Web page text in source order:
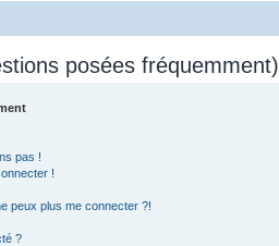
posées fréquemment)
pas !
!
peux plus me connecter ?!
?